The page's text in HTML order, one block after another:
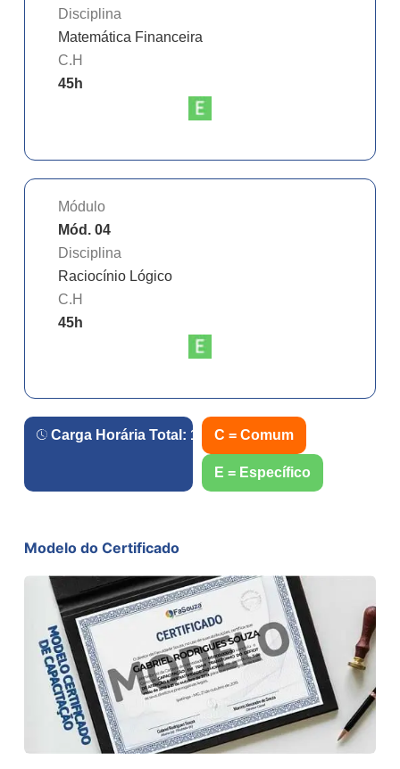
Disciplina
Matemática Financeira
C.H
45h
Módulo
Mód. 04
Disciplina
Raciocínio Lógico
C.H
45h
Carga Horária Total: 180 h.
C = Comum
E = Específico
Modelo do Certificado